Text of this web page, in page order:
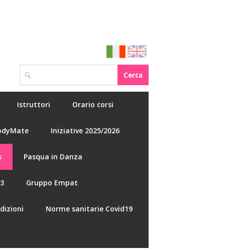
Istruttori Orario corsi
Iniziative 2025/2026
Pasqua in Danza
Gruppo Empat
Norme sanitarie Covid19